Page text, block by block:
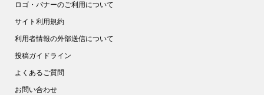
ロゴ・バナーのご利用について
サイト利用規約
利用者情報の外部送信について
投稿ガイドライン
よくあるご質問
お問い合わせ